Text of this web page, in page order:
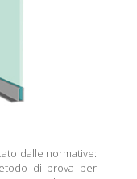
dalle normative:
di prova per